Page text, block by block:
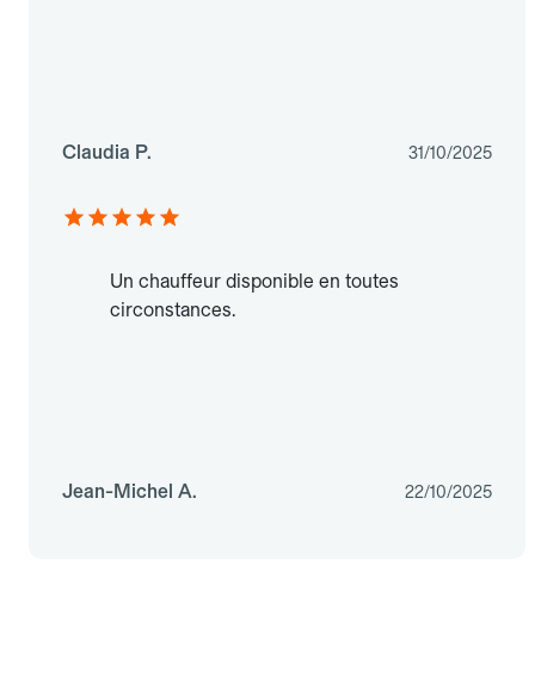
Claudia P. 31/10/2025
Un chauffeur disponible en toutes
circonstances.
Jean-Michel A. 22/10/2025